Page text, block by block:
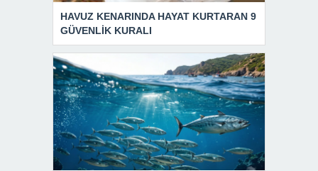
HAVUZ KENARINDA HAYAT KURTARAN 9
GÜVENLİK KURALI